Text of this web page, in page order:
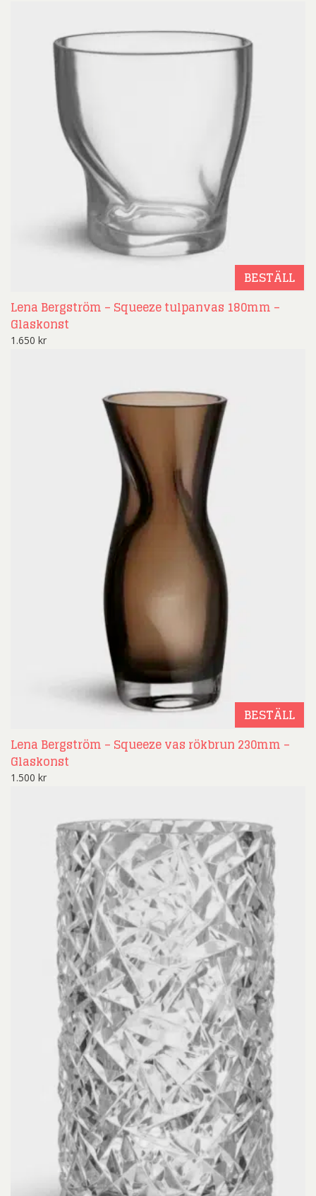
BESTÄLL
Lena Bergström – Squeeze tulpanvas 180mm –
Glaskonst
1.650 kr
BESTÄLL
Lena Bergström – Squeeze vas rökbrun 230mm –
Glaskonst
1.500 kr